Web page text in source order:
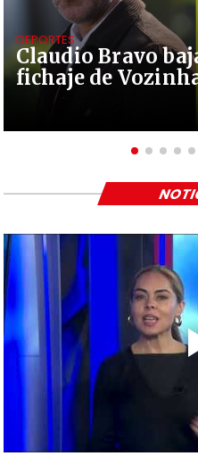
Claudio Bravo
fichaje de
DEPORTES